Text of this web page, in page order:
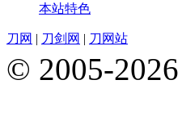
本站特色
刀网 | 刀剑网 | 刀网站
© 2005-2026